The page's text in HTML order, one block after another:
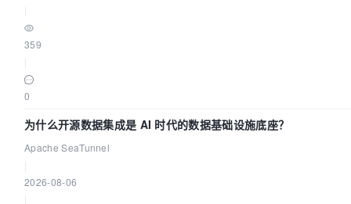
359
0
为什么开源数据集成是 AI 时代的数据基础设施底座？
Apache SeaTunnel
2026-08-06